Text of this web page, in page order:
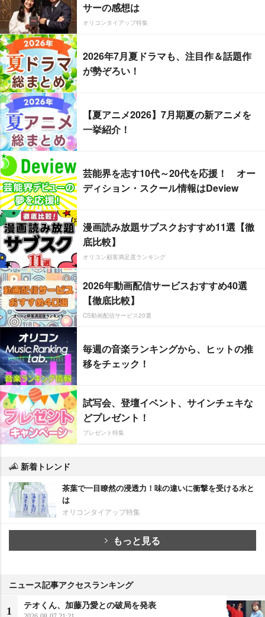
サーの感想は
オリコンタイアップ特集
2026年7月夏ドラマも、注目作＆話題作
が勢ぞろい！
【夏アニメ2026】7月期夏の新アニメを
一挙紹介！
芸能界を志す10代～20代を応援！ オー
ディション・スクール情報はDeview
漫画読み放題サブスクおすすめ11選【徹
底比較】
オリコン顧客満足度ランキング
2026年動画配信サービスおすすめ40選
【徹底比較】
CS動画配信サービス20選
毎週の音楽ランキングから、ヒットの推
移をチェック！
試写会、登壇イベント、サインチェキな
どプレゼント！
プレゼント特集
新着トレンド
茶葉で一目瞭然の浸透力！味の違いに衝撃を受ける水と
は
オリコンタイアップ特集
もっと見る
ニュース記事アクセスランキング
1
テオくん、加藤乃愛との破局を発表